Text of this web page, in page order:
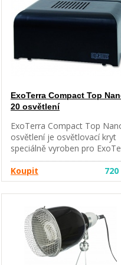
ExoTerra Compact Top
20 osvětlení
ExoTerra Compact Top
osvětlení je osvětlovací kryt
speciálně vyroben pro
Nano terárium a pro použití
ExoTerra kompaktní žárovky.
Velikost: 20 x 9 x 15
cm.Osvětlení je dodáváno
Koupit 720